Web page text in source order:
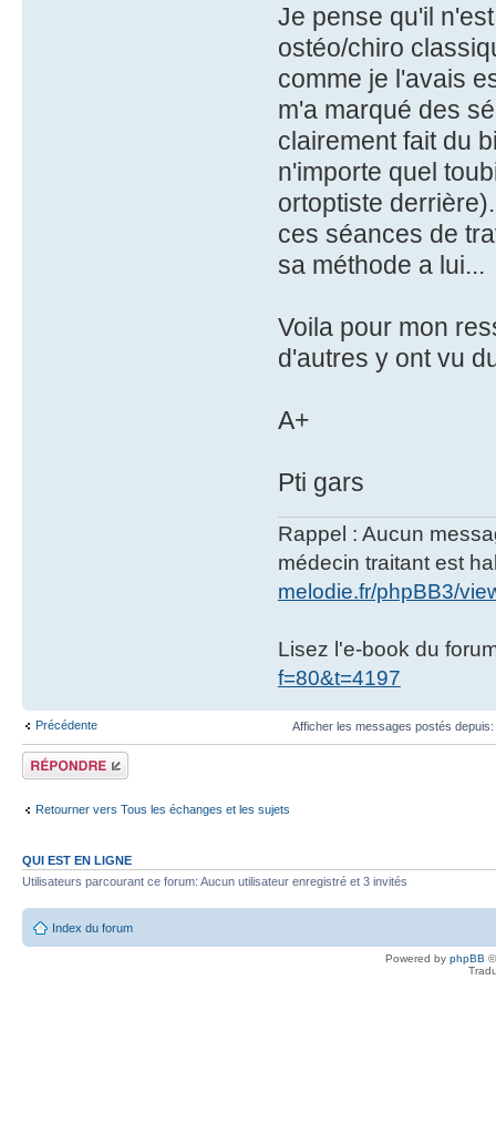
Je pense qu'il
ostéo/chiro
comme je l'avais
m'a marqué des
clairement fait du
n'importe quel
ortoptiste
ces séances de
sa méthode a lui...
Voila pour mon
d'autres y ont vu
A+
Pti gars
Rappel : Aucun
médecin traitant est
melodie.fr/phpBB3/
Lisez l'e-book du
f=80&t=4197
Précédente Afficher les messages postés depuis:
Répondre
Retourner vers Tous les échanges et les sujets
QUI EST EN LIGNE
Utilisateurs parcourant ce forum: Aucun utilisateur enregistré et 3 invités
Index du forum
Powered by phpBB